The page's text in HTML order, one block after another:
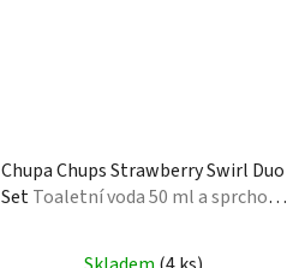
Chupa Chups Strawberry Swirl Duo
SetToaletní voda 50 ml a sprchový